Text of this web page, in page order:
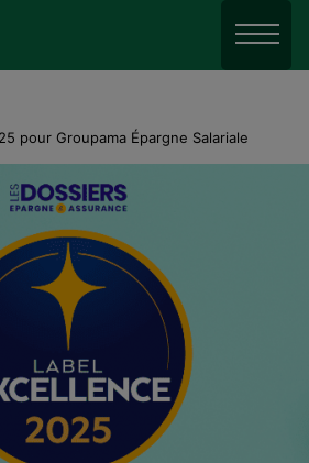
Menu
pour Groupama Épargne Salariale